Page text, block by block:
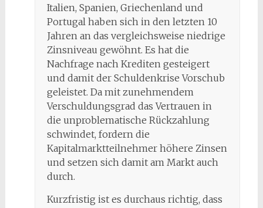
Italien, Spanien, Griechenland und
Portugal haben sich in den letzten 10
Jahren an das vergleichsweise niedrige
Zinsniveau gewöhnt. Es hat die
Nachfrage nach Krediten gesteigert
und damit der Schuldenkrise Vorschub
geleistet. Da mit zunehmendem
Verschuldungsgrad das Vertrauen in
die unproblematische Rückzahlung
schwindet, fordern die
Kapitalmarktteilnehmer höhere Zinsen
und setzen sich damit am Markt auch
durch.
Kurzfristig ist es durchaus richtig, dass